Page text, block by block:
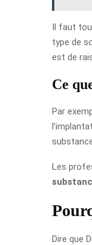
Il faut
type de
est de
Ce
Par
Les
Dire que